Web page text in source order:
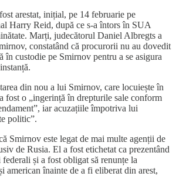
arestat, inițial, pe 14 februarie pe
Harry Reid, după ce s-a întors în SUA
Marți, judecătorul Daniel Albregts a
constatând că procurorii nu au dovedit
în custodie pe Smirnov pentru a se asigura
din nou a lui Smirnov, care locuiește în
fost o „ingerință în drepturile sale conform
iar acuzațiile împotriva lui
politic”.
Smirnov este legat de mai multe agenții de
de Rusia. El a fost etichetat ca prezentând
și a fost obligat să renunțe la
american înainte de a fi eliberat din arest,